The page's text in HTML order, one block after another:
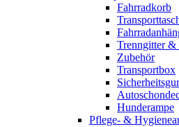
Fahrradkorb
Trenngitter &
Zubehör
Transportbox
Hunderampe
Pflege- &